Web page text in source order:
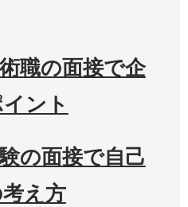
職の面接で企
ント
の面接で自己
え方